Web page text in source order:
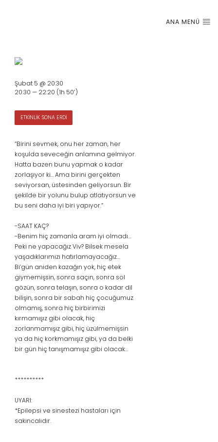
ANA MENÜ
“Birini sevmek, onu her zaman, her
koşulda seveceğin anlamına gelmiyor.
Hatta bazen bunu yapmak o kadar
zorlaşıyor ki… Ama birini gerçekten
seviyorsan, üstesinden geliyorsun. Bir
şekilde bir yolunu bulup atlatıyorsun ve
bu seni daha iyi biri yapıyor.”
-SAAT KAÇ?
-Benim hiç zamanla aram iyi olmadı…
Peki ne yapacağız Viv? Bilsek mesela
yaşadıklarımızı hatırlamayacağız…
Bi’gün aniden kazağın yok, hiç etek
giymemişsin, sonra saçın, sonra sol
gözün, sonra telaşın, sonra o kadar dil
bilişin, sonra bir sabah hiç çocuğumuz
olmamış, sonra hiç birbirimizi
kırmamışız gibi olacak, hiç
zorlanmamışız gibi, hiç üzülmemişsin
ya da hiç korkmamışız gibi, ya da belki
bir gün hiç tanışmamışız gibi olacak…
**********
UYARI:
*Epilepsi ve sinestezi hastaları için
sakıncalıdır.
Şubat 5 @ 20:30
20:30 — 22:20 (1h 50′)
ETKİNLİK SONA ERDİ